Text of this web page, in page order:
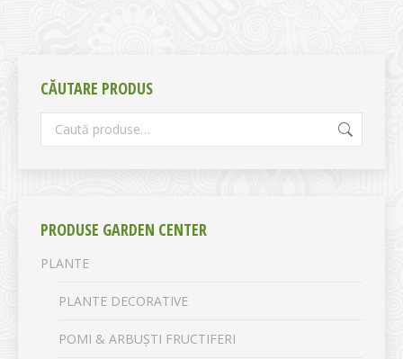
CĂUTARE PRODUS
PRODUSE GARDEN CENTER
PLANTE
PLANTE DECORATIVE
POMI & ARBUȘTI FRUCTIFERI